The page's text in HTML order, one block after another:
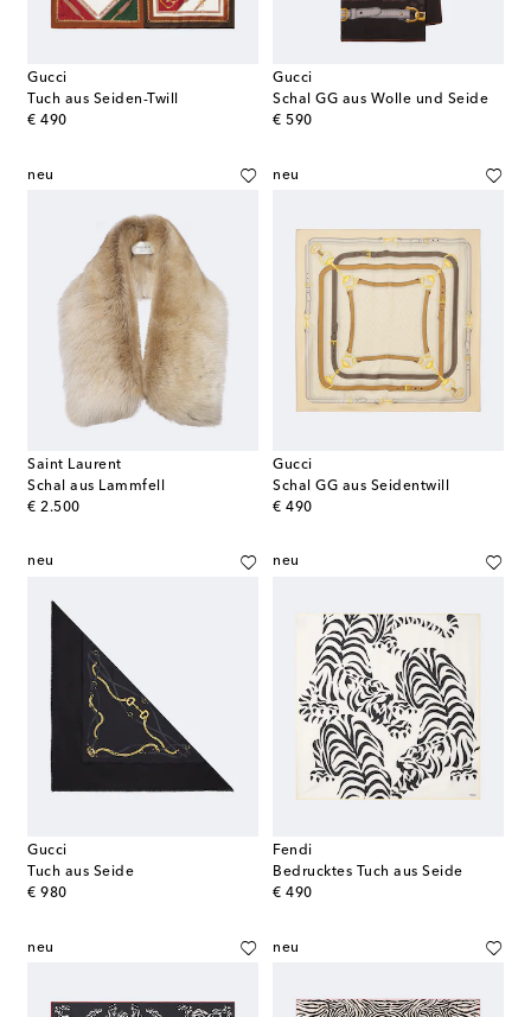
Gucci
Tuch aus Seiden-Twill
€ 490
original price
Gucci
Schal GG aus Wolle und Seide
€ 590
original price
neu
Saint Laurent
Schal aus Lammfell
€ 2.500
original price
neu
Gucci
Schal GG aus Seidentwill
€ 490
original price
neu
Gucci
Tuch aus Seide
€ 980
original price
neu
Fendi
Bedrucktes Tuch aus Seide
€ 490
original price
neu neu